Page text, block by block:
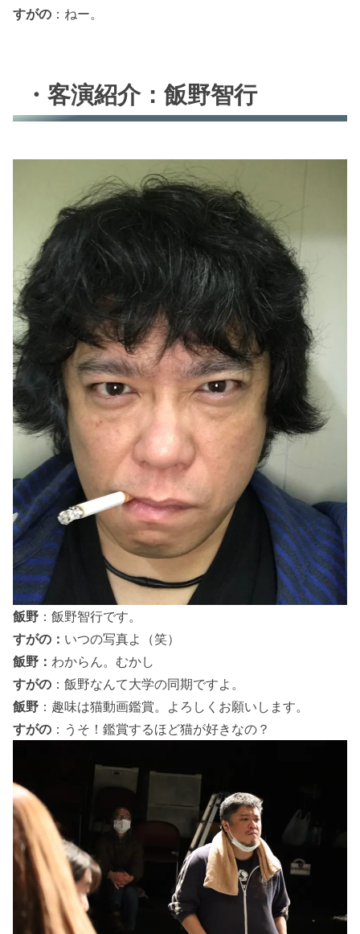
すがの ：ねー。
・客演紹介：飯野智行
飯野 ：飯野智行です。
すがの： いつの写真よ（笑）
飯野： わからん。むかし
すがの ：飯野なんて大学の同期ですよ。
飯野 ：趣味は猫動画鑑賞。よろしくお願いします。
すがの ：うそ！鑑賞するほど猫が好きなの？